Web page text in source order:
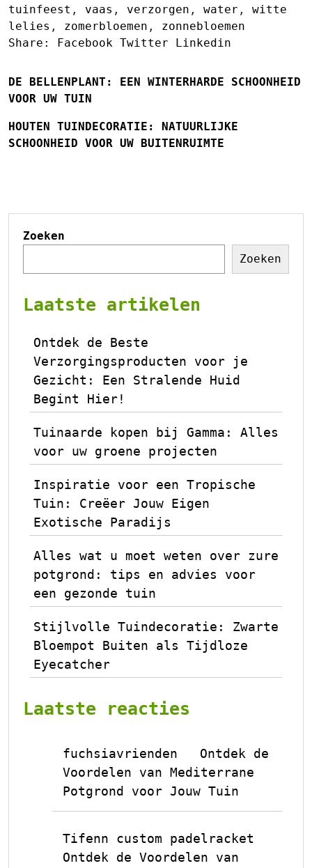
tuinfeest , vaas , verzorgen , water , witte
lelies , zomerbloemen , zonnebloemen
Share:
Facebook Twitter Linkedin
DE BELLENPLANT: EEN WINTERHARDE SCHOONHEID
VOOR UW TUIN
HOUTEN TUINDECORATIE: NATUURLIJKE
SCHOONHEID VOOR UW BUITENRUIMTE
Zoeken
Zoeken
Laatste artikelen
Ontdek de Beste
Verzorgingsproducten voor je
Gezicht: Een Stralende Huid
Begint Hier!
Tuinaarde kopen bij Gamma: Alles
voor uw groene projecten
Inspiratie voor een Tropische
Tuin: Creëer Jouw Eigen
Exotische Paradijs
Alles wat u moet weten over zure
potgrond: tips en advies voor
een gezonde tuin
Stijlvolle Tuindecoratie: Zwarte
Bloempot Buiten als Tijdloze
Eyecatcher
Laatste reacties
fuchsiavrienden
Ontdek de
Voordelen van Mediterrane
Potgrond voor Jouw Tuin
Tifenn custom padelracket
Ontdek de Voordelen van